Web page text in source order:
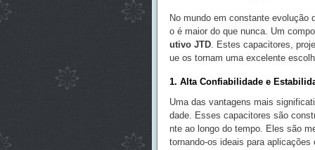
No mundo em constante evolução
o é maior do que nunca. Um
utivo JTD. Estes capacitores,
ue os tornam uma excelente
1. Alta Confiabilidade e
Uma das vantagens mais
dade. Esses capacitores são
nte ao longo do tempo. Eles são
tornando-os ideais para